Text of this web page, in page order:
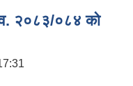
२०८३/०८४ को